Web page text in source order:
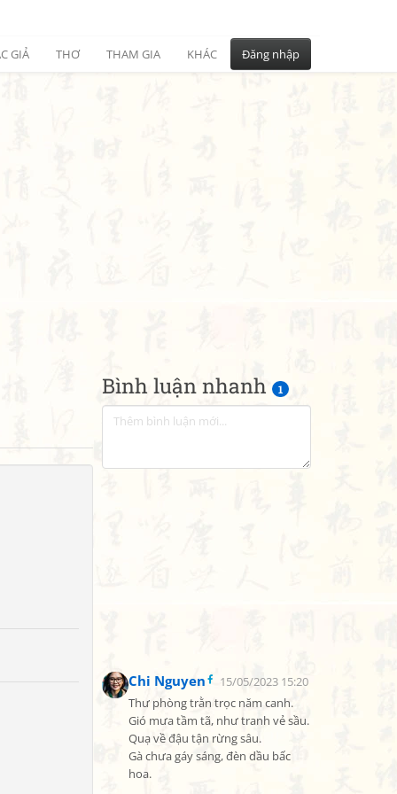
GIẢ THƠ THAM GIA KHÁC Đăng nhập
Bình luận nhanh 1
Chi Nguyen
15/05/2023 15:20
Thư phòng trằn trọc năm canh.
Gió mưa tầm tã, như tranh vẻ sầu.
Quạ về đậu tận rừng sâu.
Gà chưa gáy sáng, đèn dầu bấc
hoa.